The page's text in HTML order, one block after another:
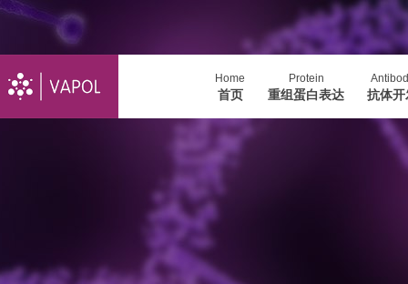
Home
首页
Protein
重组蛋白表达 抗体开